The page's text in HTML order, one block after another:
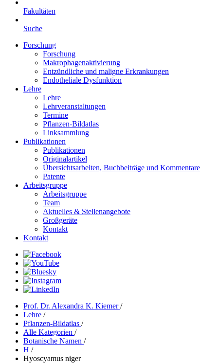
Fakultäten
Suche
Forschung
Forschung
Makrophagenaktivierung
Entzündliche und maligne Erkrankungen
Endotheliale Dysfunktion
Lehre
Lehre
Lehrveranstaltungen
Termine
Pflanzen-Bildatlas
Linksammlung
Publikationen
Publikationen
Originalartikel
Übersichtsarbeiten, Buchbeiträge und Kommentare
Patente
Arbeitsgruppe
Arbeitsgruppe
Team
Aktuelles & Stellenangebote
Großgeräte
Kontakt
Kontakt
Prof. Dr. Alexandra K. Kiemer/
Lehre /
Pflanzen-Bildatlas /
Alle Kategorien /
Botanische Namen /
H /
Hyoscyamus niger